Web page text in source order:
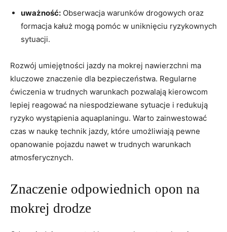
uważność: Obserwacja warunków drogowych oraz
formacja kałuż mogą pomóc w uniknięciu ryzykownych
sytuacji.
Rozwój umiejętności jazdy na mokrej nawierzchni ma
kluczowe znaczenie dla bezpieczeństwa. Regularne
ćwiczenia w trudnych warunkach pozwalają kierowcom
lepiej reagować na niespodziewane sytuacje i redukują
ryzyko wystąpienia aquaplaningu. Warto zainwestować
czas w naukę technik jazdy, które umożliwiają pewne
opanowanie pojazdu nawet w trudnych warunkach
atmosferycznych.
Znaczenie odpowiednich opon na
mokrej drodze